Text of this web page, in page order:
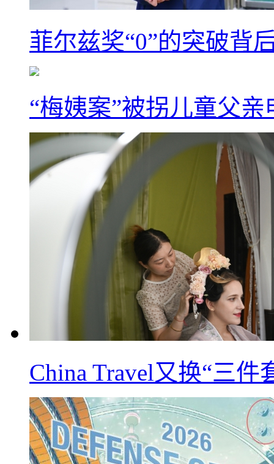
菲尔兹奖“0”的突破背
“梅姨案”被拐儿童父
China Travel又换“三